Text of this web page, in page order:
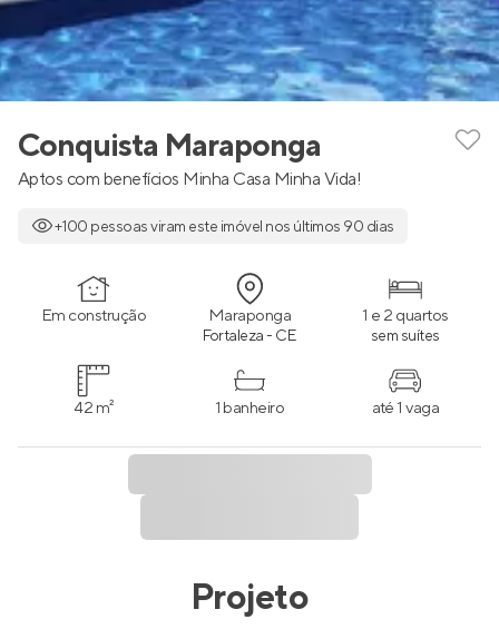
Conquista Maraponga
Aptos com benefícios Minha Casa Minha Vida!
+100 pessoas viram este imóvel nos últimos 90 dias
Em construção Maraponga
Fortaleza - CE
1 e 2 quartos
sem suítes
42 m² 1 banheiro até 1 vaga
Projeto